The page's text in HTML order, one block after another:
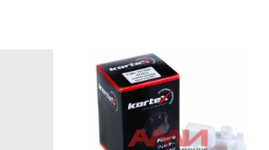
БЫСТРЫЙ ПРОСМОТР